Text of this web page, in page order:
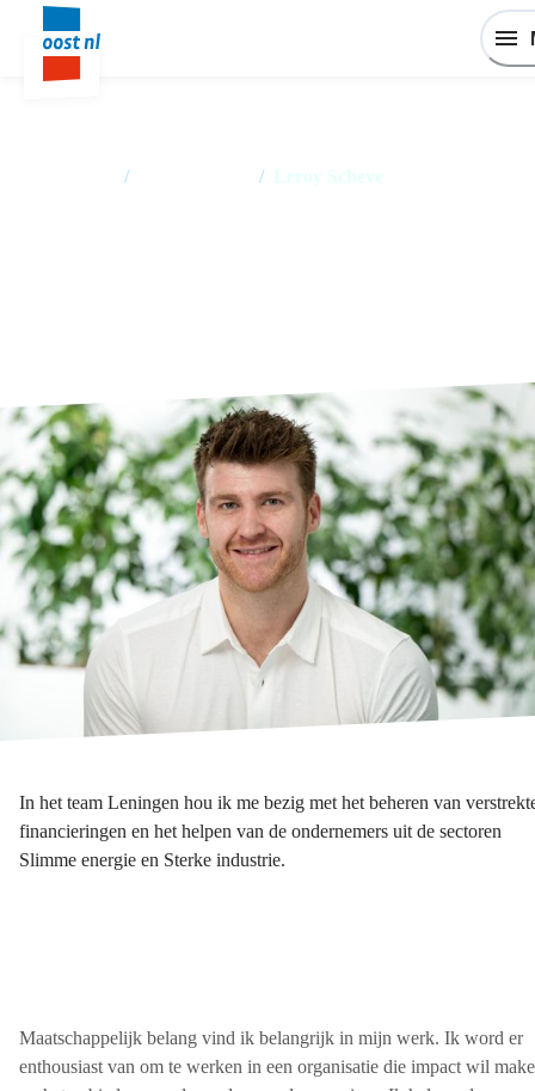
/ / Leroy Scheve
In het team Leningen hou ik me bezig met het beheren van
financieringen en het helpen van de ondernemers uit de sectoren
Slimme energie en Sterke industrie.
Maatschappelijk belang vind ik belangrijk in mijn werk. Ik word er
enthousiast van om te werken in een organisatie die impact wil